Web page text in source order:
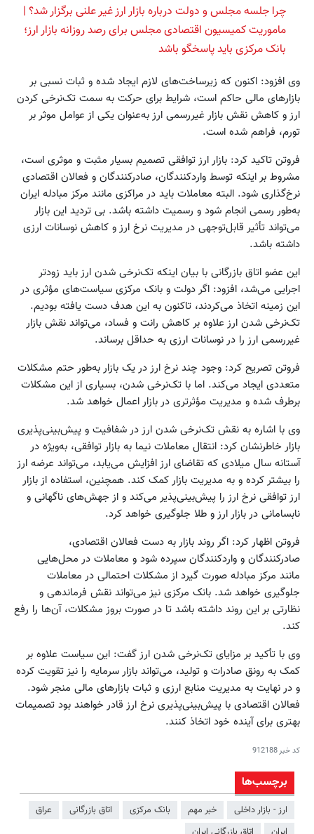
چرا جلسه مجلس و دولت درباره بازار ارز غیر علنی برگزار شد؟ |
ماموریت کمیسیون‌ اقتصادی مجلس برای رصد روزانه بازار ارز؛
بانک مرکزی باید پاسخگو باشد
وی افزود: اکنون که زیرساخت‌های لازم ایجاد شده و ثبات نسبی بر
بازارهای مالی حاکم است، شرایط برای حرکت به سمت تک‌نرخی کردن
ارز و کاهش نقش بازار غیررسمی ارز به‌عنوان یکی از عوامل موثر بر
تورم، فراهم شده است.
فروتن تاکید کرد: بازار ارز توافقی تصمیم بسیار مثبت و موثری است،
مشروط بر اینکه توسط واردکنندگان، صادرکنندگان و فعالان اقتصادی
نرخ‌گذاری شود. البته معاملات باید در مراکزی مانند مرکز مبادله ایران
به‌طور رسمی انجام شود و رسمیت داشته باشد. بی تردید این بازار
می‌تواند تأثیر قابل‌توجهی در مدیریت نرخ ارز و کاهش نوسانات ارزی
داشته باشد.
این عضو اتاق بازرگانی با بیان اینکه تک‌نرخی شدن ارز باید زودتر
اجرایی می‌شد، افزود: اگر دولت و بانک مرکزی سیاست‌های مؤثری در
این زمینه اتخاذ می‌کردند، تاکنون به این هدف دست یافته بودیم.
تک‌نرخی شدن ارز علاوه بر کاهش رانت و فساد، می‌تواند نقش بازار
غیررسمی ارز را در نوسانات ارزی به حداقل برساند.
فروتن تصریح کرد: وجود چند نرخ ارز در یک بازار به‌طور حتم مشکلات
متعددی ایجاد می‌کند. اما با تک‌نرخی شدن، بسیاری از این مشکلات
برطرف شده و مدیریت مؤثرتری در بازار اعمال خواهد شد.
وی با اشاره به نقش تک‌نرخی شدن ارز در شفافیت و پیش‌بینی‌پذیری
بازار خاطرنشان کرد: انتقال معاملات نیما به بازار توافقی، به‌ویژه در
آستانه سال میلادی که تقاضای ارز افزایش می‌یابد، می‌تواند عرضه ارز
را بیشتر کرده و به مدیریت بازار کمک کند. همچنین، استفاده از بازار
ارز توافقی نرخ ارز را پیش‌بینی‌پذیر می‌کند و از جهش‌های ناگهانی و
نابسامانی در بازار ارز و طلا جلوگیری خواهد کرد.
فروتن اظهار کرد: اگر روند بازار به دست فعالان اقتصادی،
صادرکنندگان و واردکنندگان سپرده شود و معاملات در محل‌هایی
مانند مرکز مبادله صورت گیرد از مشکلات احتمالی در معاملات
جلوگیری خواهد شد. بانک مرکزی نیز می‌تواند نقش فرماندهی و
نظارتی بر این روند داشته باشد تا در صورت بروز مشکلات، آن‌ها را رفع
کند.
وی با تأکید بر مزایای تک‌نرخی شدن ارز گفت: این سیاست علاوه بر
کمک به رونق صادرات و تولید، می‌تواند بازار سرمایه را نیز تقویت کرده
و در نهایت به مدیریت منابع ارزی و ثبات بازارهای مالی منجر شود.
فعالان اقتصادی با پیش‌بینی‌پذیری نرخ ارز قادر خواهند بود تصمیمات
بهتری برای آینده خود اتخاذ کنند.
کد خبر912188
برچسب‌ها
ارز - بازار داخلی خبر مهم بانک مرکزی اتاق بازرگانی
عراق